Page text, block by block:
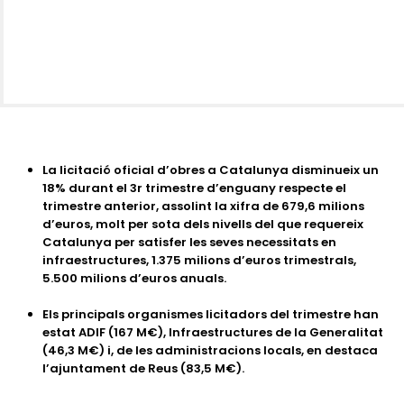
La licitació oficial d’obres a Catalunya disminueix un
18% durant el 3r trimestre d’enguany respecte el
trimestre anterior, assolint la xifra de 679,6 milions
d’euros, molt per sota dels nivells del que requereix
Catalunya per satisfer les seves necessitats en
infraestructures, 1.375 milions d’euros trimestrals,
5.500 milions d’euros anuals.
Els principals organismes licitadors del trimestre han
estat ADIF (167 M€), Infraestructures de la Generalitat
(46,3 M€) i, de les administracions locals, en destaca
l’ajuntament de Reus (83,5 M€).